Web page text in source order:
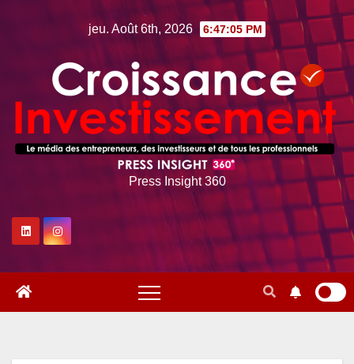
jeu. Août 6th, 2026 6:47:06 PM
Press Insight 360